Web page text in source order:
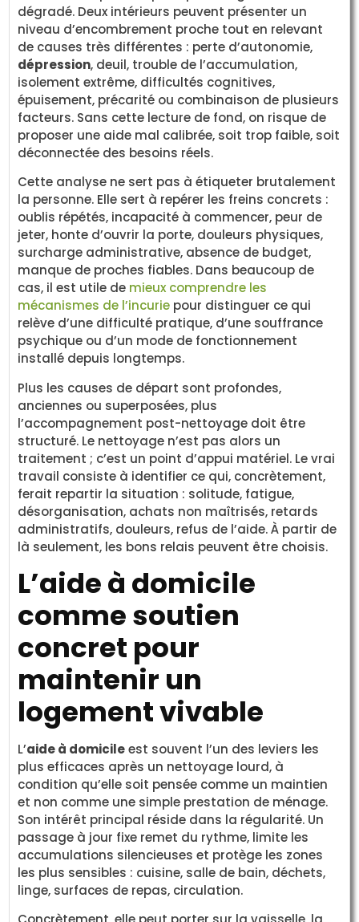
dégradé. Deux intérieurs peuvent présenter un
niveau d’encombrement proche tout en relevant
de causes très différentes : perte d’autonomie,
dépression, deuil, trouble de l’accumulation,
isolement extrême, difficultés cognitives,
épuisement, précarité ou combinaison de plusieurs
facteurs. Sans cette lecture de fond, on risque de
proposer une aide mal calibrée, soit trop faible, soit
déconnectée des besoins réels.
Cette analyse ne sert pas à étiqueter brutalement
la personne. Elle sert à repérer les freins concrets :
oublis répétés, incapacité à commencer, peur de
jeter, honte d’ouvrir la porte, douleurs physiques,
surcharge administrative, absence de budget,
manque de proches fiables. Dans beaucoup de
cas, il est utile de mieux comprendre les
mécanismes de l’incurie pour distinguer ce qui
relève d’une difficulté pratique, d’une souffrance
psychique ou d’un mode de fonctionnement
installé depuis longtemps.
Plus les causes de départ sont profondes,
anciennes ou superposées, plus
l’accompagnement post-nettoyage doit être
structuré. Le nettoyage n’est pas alors un
traitement ; c’est un point d’appui matériel. Le vrai
travail consiste à identifier ce qui, concrètement,
ferait repartir la situation : solitude, fatigue,
désorganisation, achats non maîtrisés, retards
administratifs, douleurs, refus de l’aide. À partir de
là seulement, les bons relais peuvent être choisis.
L’aide à domicile
comme soutien
concret pour
maintenir un
logement vivable
L’aide à domicileest souvent l’un des leviers les
plus efficaces après un nettoyage lourd, à
condition qu’elle soit pensée comme un maintien
et non comme une simple prestation de ménage.
Son intérêt principal réside dans la régularité. Un
passage à jour fixe remet du rythme, limite les
accumulations silencieuses et protège les zones
les plus sensibles : cuisine, salle de bain, déchets,
linge, surfaces de repas, circulation.